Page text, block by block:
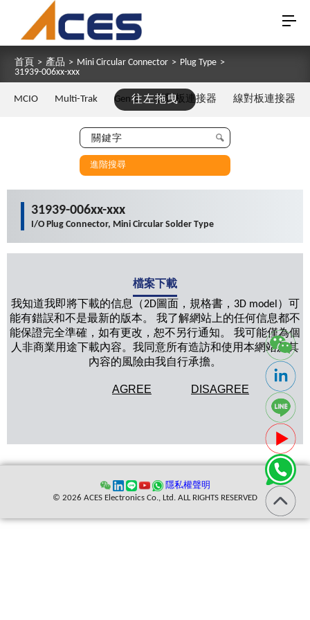
首頁 > 產品 > Mini Circular Connector > Plug Type >
31939-006xx-xxx
往左拖曳
MCIO Multi-Trak Gen Z 板對板連接器 線對板連接器
進階搜尋
31939-006xx-xxx
I/O Plug Connector, Mini Circular Solder Type
檔案下載
我知道我即將下載的信息（2D圖面，規格書，3D model）可
能有錯誤和不是最新的版本。 我了解網站上的任何信息都不
能保證完全準確，如有更改，恕不另行通知。 我可能僅為個
人非商業用途下載內容。我同意所有造訪和使用本網站及其
內容的風險由我自行承擔。
AGREE DISAGREE
隱私權聲明
© 2026 ACES Electronics Co., Ltd. ALL RIGHTS RESERVED